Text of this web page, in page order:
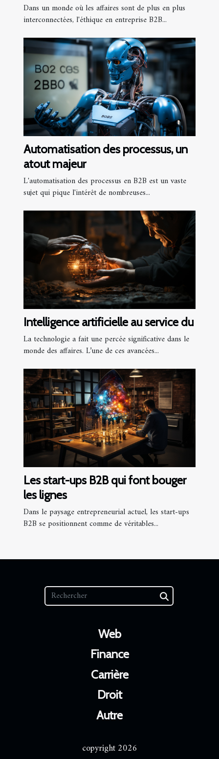
Dans un monde où les affaires sont de plus en plus
interconnectées, l'éthique en entreprise B2B...
Automatisation des processus, un
atout majeur
L'automatisation des processus en B2B est un vaste
sujet qui pique l'intérêt de nombreuses...
Intelligence artificielle au service du
La technologie a fait une percée significative dans le
monde des affaires. L’une de ces avancées...
Les start-ups B2B qui font bouger
les lignes
Dans le paysage entrepreneurial actuel, les start-ups
B2B se positionnent comme de véritables...
Web
Finance
Carrière
Droit
Autre
copyright 2026